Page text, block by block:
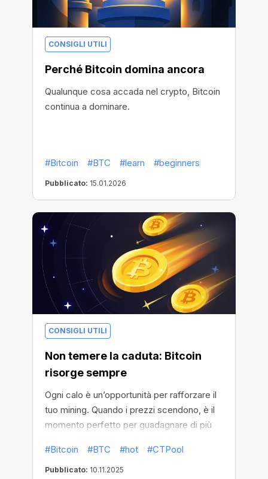
CONSIGLI UTILI
Perché Bitcoin domina ancora
Qualunque cosa accada nel crypto, Bitcoin
continua a dominare.
#Bitcoin #BTC #learn #beginners
Pubblicato: 15.01.2026
CONSIGLI UTILI
Non temere la caduta: Bitcoin
risorge sempre
Ogni calo è un’opportunità per rafforzare il
tuo mining. Quando i prezzi scendono, è il
momento perfetto per guadagnare di più
#Bitcoin
#BTC #hot #CTPool
Pubblicato: 10.11.2025